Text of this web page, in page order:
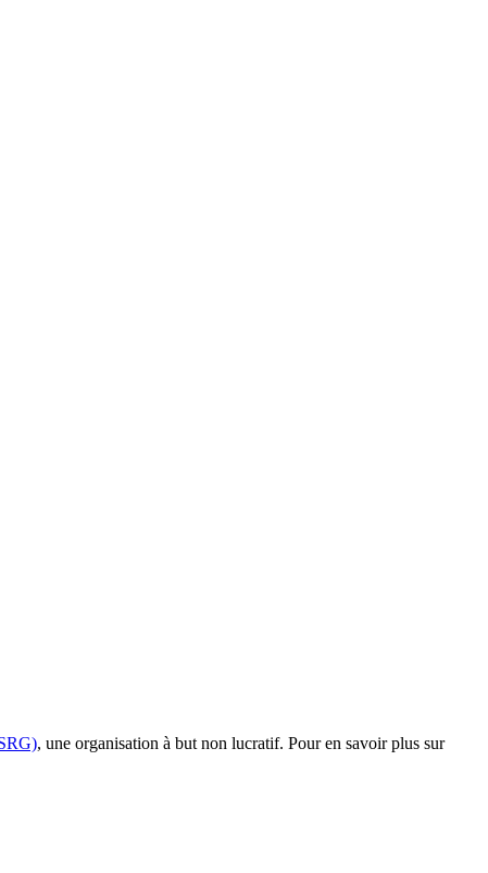
, une organisation à but non lucratif. Pour en savoir plus sur